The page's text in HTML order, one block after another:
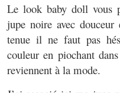
Le look baby doll vous
jupe noire avec
tenue il ne faut pas
couleur en piochant
reviennent à la mode.